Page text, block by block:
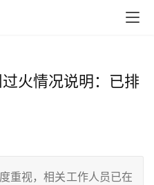
火情况说明：已排
重视，相关工作人员已在